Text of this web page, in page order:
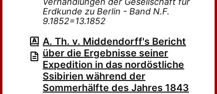
Erdkunde zu Berlin - Band N.F.
9.1852=13.1852
A. Th. v. Middendorff's Bericht
über die Ergebnisse seiner
Expedition in das nordöstliche
Ssibirien während der
Sommerhälfte des Jahres 1843